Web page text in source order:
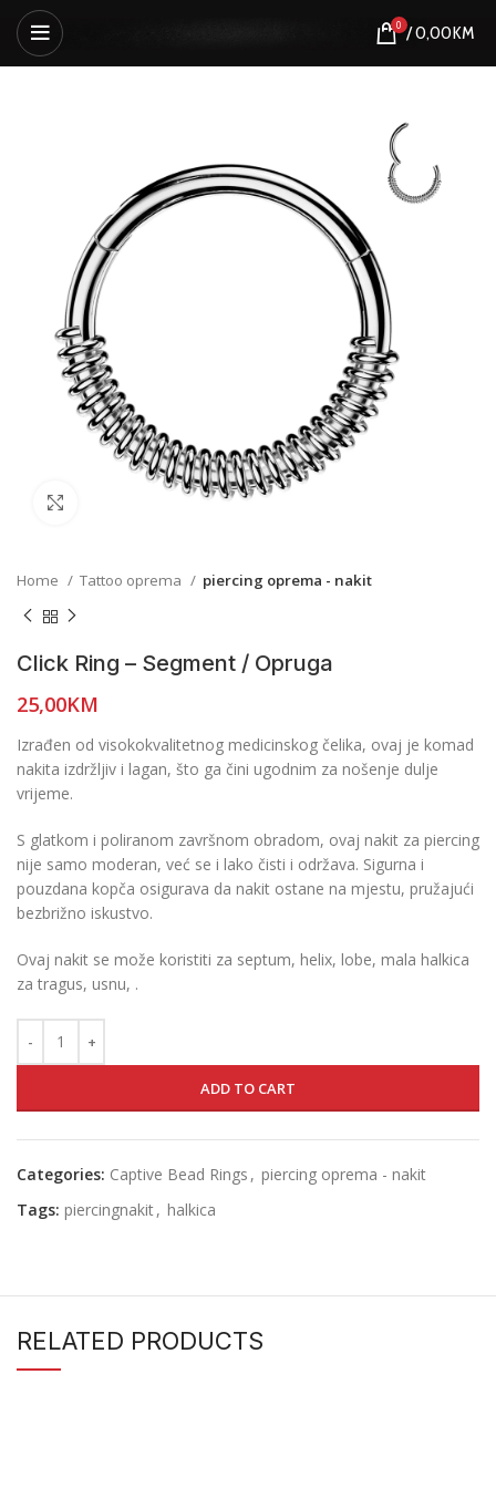
0 /0,00KM
Home Tattoo oprema piercing oprema - nakit
Click Ring – Segment / Opruga
25,00KM
Izrađen od visokokvalitetnog medicinskog čelika, ovaj je komad
nakita izdržljiv i lagan, što ga čini ugodnim za nošenje dulje
vrijeme.
S glatkom i poliranom završnom obradom, ovaj nakit za piercing
nije samo moderan, već se i lako čisti i održava. Sigurna i
pouzdana kopča osigurava da nakit ostane na mjestu, pružajući
bezbrižno iskustvo.
Ovaj nakit se može koristiti za septum, helix, lobe, mala halkica
za tragus, usnu, .
ADD TO CART
Categories: Captive Bead Rings , piercing oprema - nakit
Tags: piercingnakit, halkica
RELATED PRODUCTS